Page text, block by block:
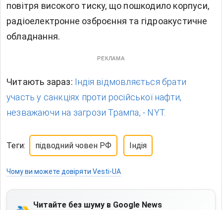
повітря високого тиску, що пошкодило корпуси,
радіоелектронне озброєння та гідроакустичне
обладнання.
РЕКЛАМА
Читають зараз: Індія відмовляється брати
участь у санкціях проти російської нафти,
незважаючи на загрози Трампа, - NYT.
Теги: підводний човен РФ Індія
Чому ви можете довіряти Vesti-UA
Читайте без шуму в Google News